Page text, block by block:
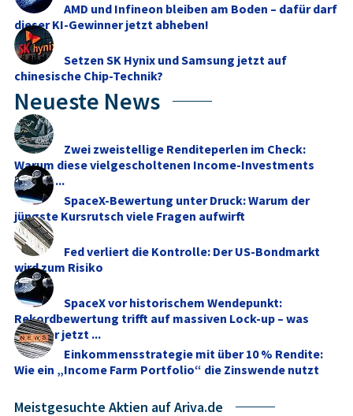
AMD und Infineon bleiben am Boden – dafür darf
dieser KI-Gewinner jetzt abheben!
Setzen SK Hynix und Samsung jetzt auf
chinesische Chip-Technik?
Neueste News
Zwei zweistellige Renditeperlen im Check:
Warum diese vielgescholtenen Income-Investments
besser ...
SpaceX-Bewertung unter Druck: Warum der
jüngste Kursrutsch viele Fragen aufwirft
Fed verliert die Kontrolle: Der US-Bondmarkt
wird zum Risiko
SpaceX vor historischem Wendepunkt:
Rekordbewertung trifft auf massiven Lock-up – was
Anleger jetzt ...
Einkommensstrategie mit über 10 % Rendite:
Wie ein „Income Farm Portfolio“ die Zinswende nutzt
Meistgesuchte Aktien auf Ariva.de